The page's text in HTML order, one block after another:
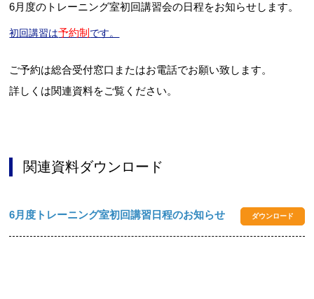
6月度のトレーニング室初回講習会の日程をお知らせします。
初回講習は予約制 です。
ご予約は総合受付窓口またはお電話でお願い致します。
詳しくは関連資料をご覧ください。
関連資料ダウンロード
6月度トレーニング室初回講習日程のお知らせ ダウンロード